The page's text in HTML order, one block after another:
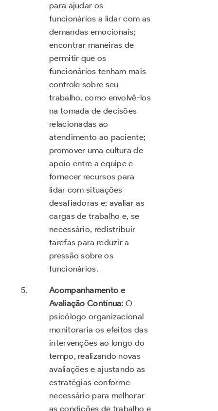
para ajudar os
funcionários a lidar com as
demandas emocionais;
encontrar maneiras de
permitir que os
funcionários tenham mais
controle sobre seu
trabalho, como envolvê-los
na tomada de decisões
relacionadas ao
atendimento ao paciente;
promover uma cultura de
apoio entre a equipe e
fornecer recursos para
lidar com situações
desafiadoras e; avaliar as
cargas de trabalho e, se
necessário, redistribuir
tarefas para reduzir a
pressão sobre os
funcionários.
Acompanhamento e
Avaliação Contínua: O
psicólogo organizacional
monitoraria os efeitos das
intervenções ao longo do
tempo, realizando novas
avaliações e ajustando as
estratégias conforme
necessário para melhorar
as condições de trabalho e